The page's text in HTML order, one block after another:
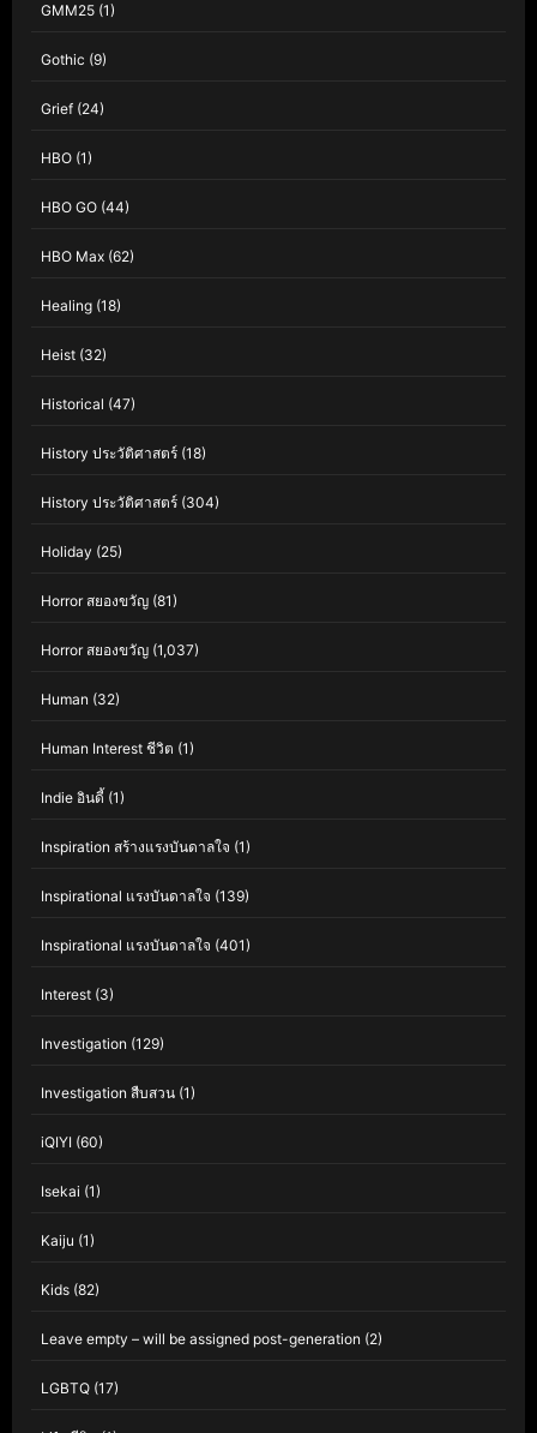
GMM25 (1)
Gothic (9)
Grief (24)
HBO (1)
HBO GO (44)
HBO Max (62)
Healing (18)
Heist (32)
Historical (47)
History ประวัติศาสตร์ (18)
History ประวัติศาสตร์ (304)
Holiday (25)
Horror สยองขวัญ (81)
Horror สยองขวัญ (1,037)
Human (32)
Human Interest ชีวิต (1)
Indie อินดี้ (1)
Inspiration สร้างแรงบันดาลใจ (1)
Inspirational แรงบันดาลใจ (139)
Inspirational แรงบันดาลใจ (401)
Interest (3)
Investigation (129)
Investigation สืบสวน (1)
iQIYI (60)
Isekai (1)
Kaiju (1)
Kids (82)
Leave empty – will be assigned post-generation (2)
LGBTQ (17)